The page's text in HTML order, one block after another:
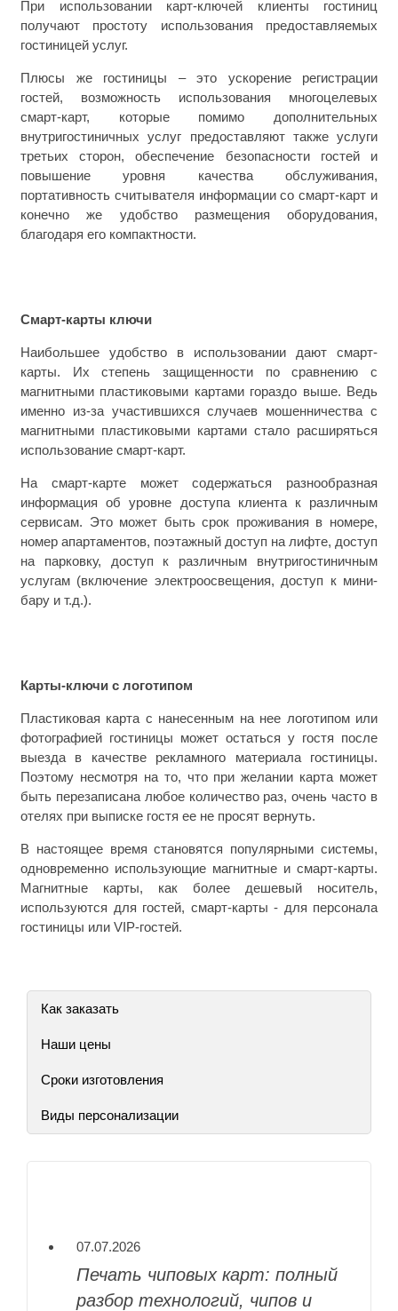
При использовании карт-ключей клиенты гостиниц
получают простоту использования предоставляемых
гостиницей услуг.
Плюсы же гостиницы – это ускорение регистрации
гостей, возможность использования многоцелевых
смарт-карт, которые помимо дополнительных
внутригостиничных услуг предоставляют также услуги
третьих сторон, обеспечение безопасности гостей и
повышение уровня качества обслуживания,
портативность считывателя информации со смарт-карт и
конечно же удобство размещения оборудования,
благодаря его компактности.
Смарт-карты ключи
Наибольшее удобство в использовании дают смарт-
карты. Их степень защищенности по сравнению с
магнитными пластиковыми картами гораздо выше. Ведь
именно из-за участившихся случаев мошенничества с
магнитными пластиковыми картами стало расширяться
использование смарт-карт.
На смарт-карте может содержаться разнообразная
информация об уровне доступа клиента к различным
сервисам. Это может быть срок проживания в номере,
номер апартаментов, поэтажный доступ на лифте, доступ
на парковку, доступ к различным внутригостиничным
услугам (включение электроосвещения, доступ к мини-
бару и т.д.).
Карты-ключи с логотипом
Пластиковая карта с нанесенным на нее логотипом или
фотографией гостиницы может остаться у гостя после
выезда в качестве рекламного материала гостиницы.
Поэтому несмотря на то, что при желании карта может
быть перезаписана любое количество раз, очень часто в
отелях при выписке гостя ее не просят вернуть.
В настоящее время становятся популярными системы,
одновременно использующие магнитные и смарт-карты.
Магнитные карты, как более дешевый носитель,
используются для гостей, смарт-карты - для персонала
гостиницы или VIP-гостей.
Как заказать
Наши цены
Сроки изготовления
Виды персонализации
07.07.2026
Печать чиповых карт: полный
разбор технологий, чипов и